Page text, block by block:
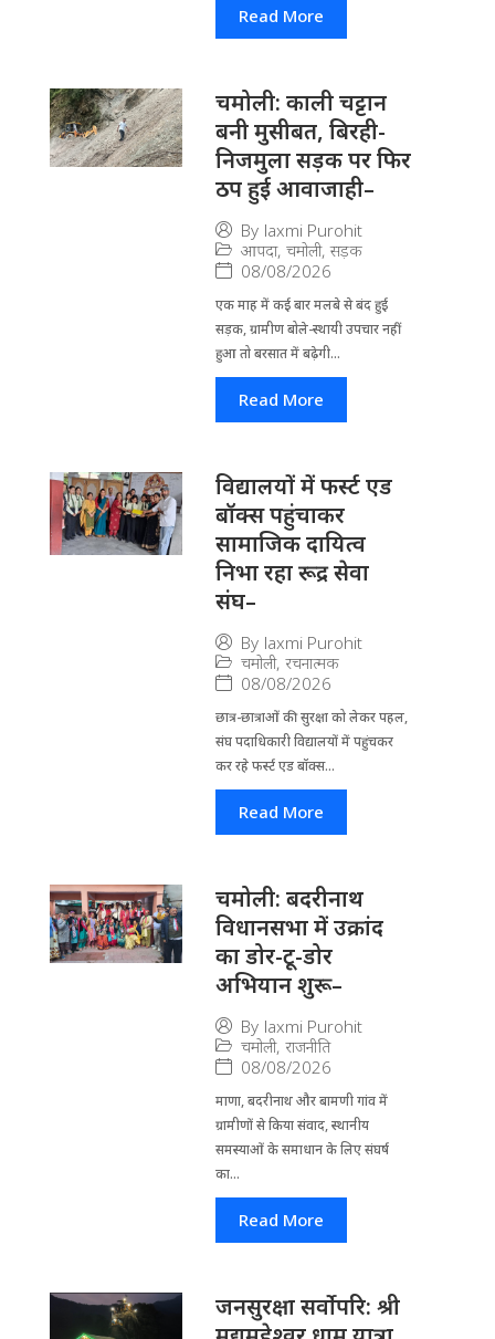
Read More
चमोली: काली चट्टान
बनी मुसीबत, बिरही-
निजमुला सड़क पर फिर
ठप हुई आवाजाही–
By laxmi Purohit
आपदा, चमोली, सड़क
08/08/2026
एक माह में कई बार मलबे से बंद हुई
सड़क, ग्रामीण बोले-स्थायी उपचार नहीं
हुआ तो बरसात में बढ़ेगी...
Read More
विद्यालयों में फर्स्ट एड
बॉक्स पहुंचाकर
सामाजिक दायित्व
निभा रहा रूद्र सेवा
संघ–
By laxmi Purohit
चमोली, रचनात्मक
08/08/2026
छात्र-छात्राओं की सुरक्षा को लेकर पहल,
संघ पदाधिकारी विद्यालयों में पहुंचकर
कर रहे फर्स्ट एड बॉक्स...
Read More
चमोली: बदरीनाथ
विधानसभा में उक्रांद
का डोर-टू-डोर
अभियान शुरू–
By laxmi Purohit
चमोली, राजनीति
08/08/2026
माणा, बदरीनाथ और बामणी गांव में
ग्रामीणों से किया संवाद, स्थानीय
समस्याओं के समाधान के लिए संघर्ष
का...
Read More
जनसुरक्षा सर्वोपरि: श्री